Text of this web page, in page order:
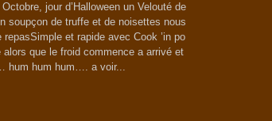
jour d’Halloween un Velouté de
soupçon de truffe et de noisettes nous
repasSimple et rapide avec Cook ’in po
alors que le froid commence a arrivé et
hum hum hum…. a voir...